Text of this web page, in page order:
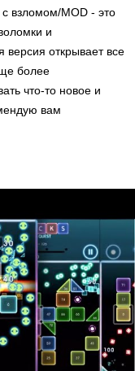
взломом/MOD - это
и
версия открывает все
более
что-то новое и
вам